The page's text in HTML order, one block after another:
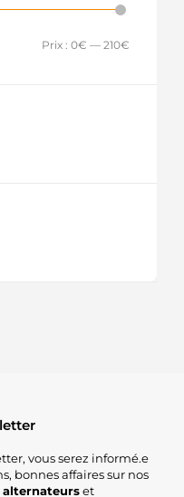
Prix : 0€ — 210€
vous serez informé.e
bonnes affaires sur nos
alternateurset